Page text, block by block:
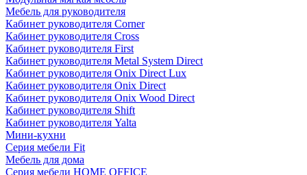
Мебель для руководителя
Кабинет руководителя Corner
Кабинет руководителя Cross
Кабинет руководителя First
Кабинет руководителя Metal System Direct
Кабинет руководителя Onix Direct Lux
Кабинет руководителя Onix Direct
Кабинет руководителя Onix Wood Direct
Кабинет руководителя Shift
Кабинет руководителя Yalta
Мини-кухни
Серия мебели Fit
Мебель для дома
Серия мебели HOME OFFICE